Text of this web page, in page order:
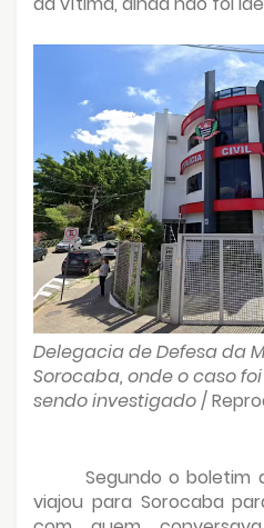
Delegacia de Defesa da
Sorocaba, onde o caso
sendo investigado/
Segundo o boletim
viajou para Sorocaba